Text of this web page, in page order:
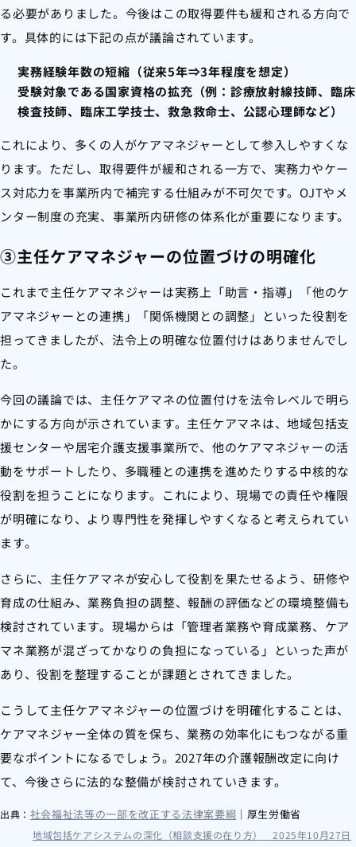
る必要がありました。今後はこの取得要件も緩和される方向で
す。具体的には下記の点が議論されています。
実務経験年数の短縮（従来5年⇒3年程度を想定）
受験対象である国家資格の拡充（例：診療放射線技師、臨床
検査技師、臨床工学技士、救急救命士、公認心理師など）
これにより、多くの人がケアマネジャーとして参入しやすくな
ります。ただし、取得要件が緩和される一方で、実務力やケー
ス対応力を事業所内で補完する仕組みが不可欠です。OJTやメ
ンター制度の充実、事業所内研修の体系化が重要になります。
③主任ケアマネジャーの位置づけの明確化
これまで主任ケアマネジャーは実務上「助言・指導」「他のケ
アマネジャーとの連携」「関係機関との調整」といった役割を
担ってきましたが、法令上の明確な位置付けはありませんでし
た。
今回の議論では、主任ケアマネの位置付けを法令レベルで明ら
かにする方向が示されています。主任ケアマネは、地域包括支
援センターや居宅介護支援事業所で、他のケアマネジャーの活
動をサポートしたり、多職種との連携を進めたりする中核的な
役割を担うことになります。これにより、現場での責任や権限
が明確になり、より専門性を発揮しやすくなると考えられてい
ます。
さらに、主任ケアマネが安心して役割を果たせるよう、研修や
育成の仕組み、業務負担の調整、報酬の評価などの環境整備も
検討されています。現場からは「管理者業務や育成業務、ケア
マネ業務が混ざってかなりの負担になっている」といった声が
あり、役割を整理することが課題とされてきました。
こうして主任ケアマネジャーの位置づけを明確化することは、
ケアマネジャー全体の質を保ち、業務の効率化にもつながる重
要なポイントになるでしょう。2027年の介護報酬改定に向け
て、今後さらに法的な整備が検討されていきます。
出典： 社会福祉法等の一部を改正する法律案要綱 ｜厚生労働省
地域包括ケアシステムの深化（相談支援の在り方） 2025年10月27日